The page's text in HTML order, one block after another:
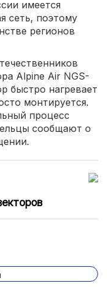
имеется
сеть, поэтому
регионов
Alpine Air NGS-
быстро нагревает
монтируется.
процесс
сообщают о